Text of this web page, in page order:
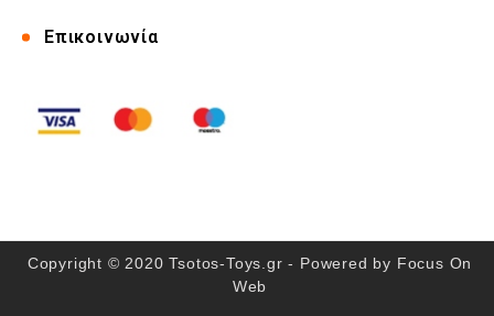
Επικοινωνία
Copyright © 2020 Tsotos-Toys.gr - Powered by Focus On
Web